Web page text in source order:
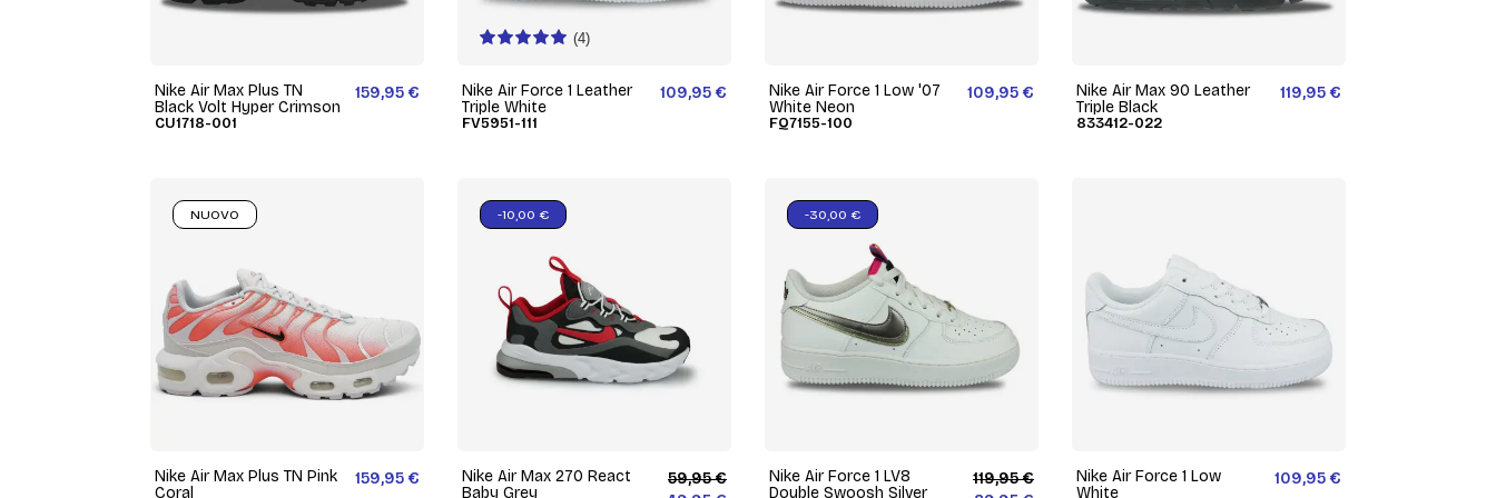
Nike Air Max Plus TN
Black Volt Hyper Crimson
CU1718-001
159,95 €
(4)
Nike Air Force 1 Leather
Triple White
FV5951-111
109,95 €
Nike Air Force 1 Low '07
White Neon
FQ7155-100
109,95 €
Nike Air Max 90 Leather
Triple Black
833412-022
119,95 €
Nike Air Max Plus TN Pink
Coral
159,95 €
NUOVO
Nike Air Max 270 React
Baby Grey
59,95 €
-10,00 €
Nike Air Force 1 LV8
Double Swoosh Silver
119,95 €
-30,00 €
Nike Air Force 1 Low
White
109,95 €